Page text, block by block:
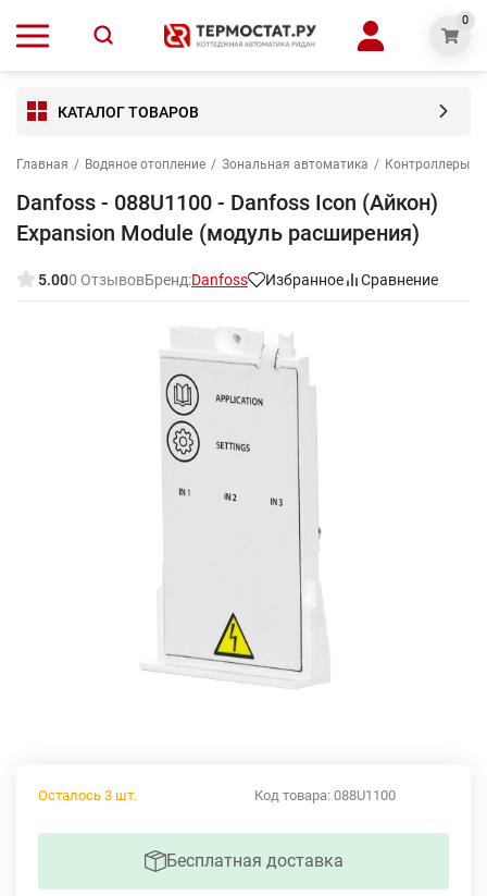
0
КАТАЛОГ ТОВАРОВ
Главная / Водяное отопление / Зональная автоматика / Контроллеры и
Danfoss - 088U1100 - Danfoss Icon (Айкон)
Expansion Module (модуль расширения)
5.000 ОтзывовБренд:Danfoss Избранное Сравнение
Код товара: 088U1100
Осталось 3 шт.
Бесплатная доставка